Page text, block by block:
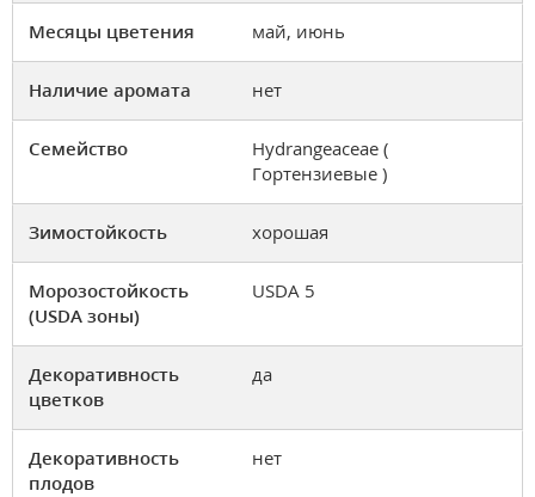
Месяцы цветения май, июнь
Наличие аромата нет
Семейство
Hydrangeaceae (
Гортензиевые )
Зимостойкость хорошая
Морозостойкость
(USDA зоны)
USDA 5
Декоративность
цветков
да
Декоративность
плодов
нет